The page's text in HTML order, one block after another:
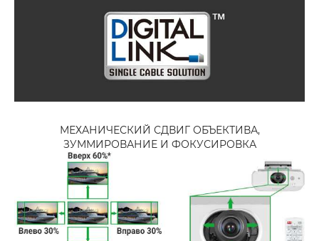
МЕХАНИЧЕСКИЙ СДВИГ ОБЪЕКТИВА,
ЗУММИРОВАНИЕ И ФОКУСИРОВКА